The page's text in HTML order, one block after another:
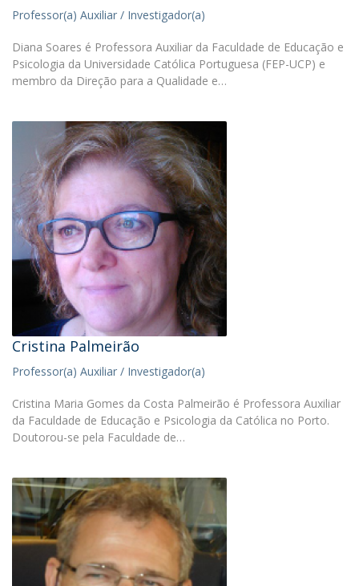
Professor(a) Auxiliar / Investigador(a)
Diana Soares é Professora Auxiliar da Faculdade de Educação e
Psicologia da Universidade Católica Portuguesa (FEP-UCP) e
membro da Direção para a Qualidade e…
Cristina Palmeirão
Professor(a) Auxiliar / Investigador(a)
Cristina Maria Gomes da Costa Palmeirão é Professora Auxiliar
da Faculdade de Educação e Psicologia da Católica no Porto.
Doutorou-se pela Faculdade de…